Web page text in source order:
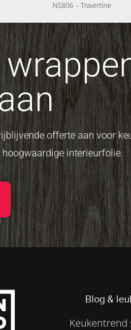
NS806 – Travertine
offerte aan voor
interieurfolie.
Blog &
Keukentrend